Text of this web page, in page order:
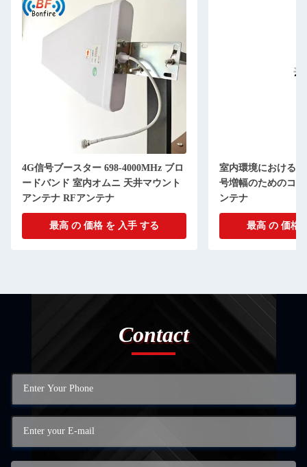
4G信号ブースター 698-4000MHz ブロ
ードバンド 室内オムニ 天井マウント
アンテナ RFアンテナ
最高 の 価格 を 入手 する
室内環境における
号増幅のためのコ
ンテナ
最高 の 価格
Contact